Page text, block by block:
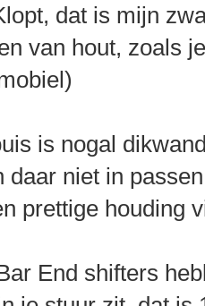
dat is mijn
van hout, zoals
is nogal
daar niet in
prettige houding
End shifters